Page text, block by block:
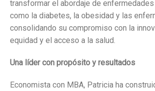
transformar el abordaje de
como la diabetes, la obesidad y las
consolidando su compromiso con la
equidad y el acceso a la salud.
Una líder con propósito y resultados
Economista con MBA, Patricia ha